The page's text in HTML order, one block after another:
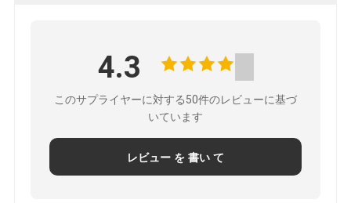
4.3
このサプライヤーに対する50件のレビューに基づ
いています
レビュー を 書い て